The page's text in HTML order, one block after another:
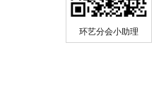
环艺分会小助理